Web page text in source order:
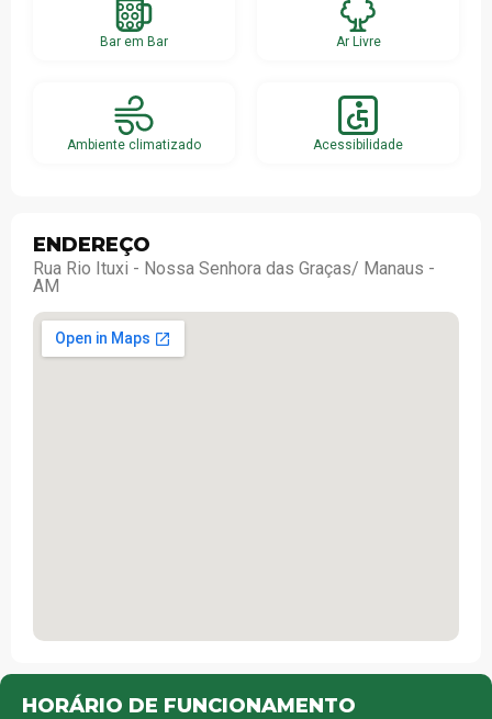
Bar em Bar Ar Livre
Ambiente climatizado Acessibilidade
ENDEREÇO
Rua Rio Ituxi - Nossa Senhora das Graças/ Manaus -
AM
HORÁRIO DE FUNCIONAMENTO